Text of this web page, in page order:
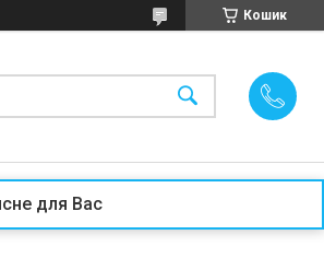
Кошик
для Вас